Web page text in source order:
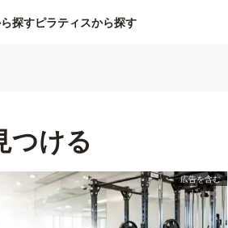
探すピラティスから探す
つける